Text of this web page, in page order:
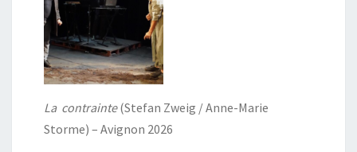
La contrainte(Stefan Zweig / Anne-Marie
Storme) – Avignon 2026